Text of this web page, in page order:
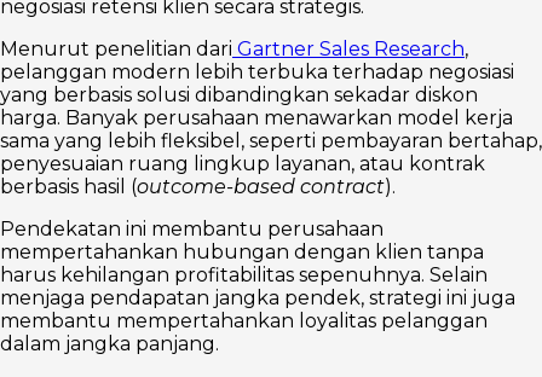
negosiasi retensi klien secara strategis.
Menurut penelitian dari Gartner Sales Research,
pelanggan modern lebih terbuka terhadap negosiasi
yang berbasis solusi dibandingkan sekadar diskon
harga. Banyak perusahaan menawarkan model kerja
sama yang lebih fleksibel, seperti pembayaran bertahap,
penyesuaian ruang lingkup layanan, atau kontrak
berbasis hasil (outcome-based contract).
Pendekatan ini membantu perusahaan
mempertahankan hubungan dengan klien tanpa
harus kehilangan profitabilitas sepenuhnya. Selain
menjaga pendapatan jangka pendek, strategi ini juga
membantu mempertahankan loyalitas pelanggan
dalam jangka panjang.